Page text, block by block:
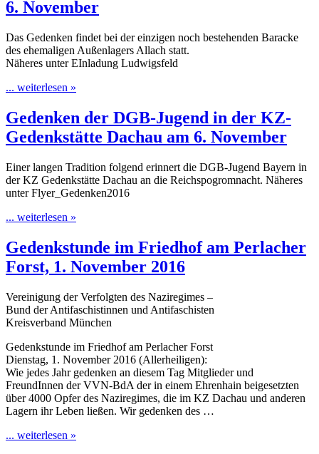
6. November
Das Gedenken findet bei der einzigen noch bestehenden Baracke
des ehemaligen Außenlagers Allach statt.
Näheres unter EInladung Ludwigsfeld
... weiterlesen »
Gedenken der DGB-Jugend in der KZ-
Gedenkstätte Dachau am 6. November
Einer langen Tradition folgend erinnert die DGB-Jugend Bayern in
der KZ Gedenkstätte Dachau an die Reichspogromnacht. Näheres
unter Flyer_Gedenken2016
... weiterlesen »
Gedenkstunde im Friedhof am Perlacher
Forst, 1. November 2016
Vereinigung der Verfolgten des Naziregimes –
Bund der Antifaschistinnen und Antifaschisten
Kreisverband München
Gedenkstunde im Friedhof am Perlacher Forst
Dienstag, 1. November 2016 (Allerheiligen):
Wie jedes Jahr gedenken an diesem Tag Mitglieder und
FreundInnen der VVN-BdA der in einem Ehrenhain beigesetzten
über 4000 Opfer des Naziregimes, die im KZ Dachau und anderen
Lagern ihr Leben ließen. Wir gedenken des …
... weiterlesen »